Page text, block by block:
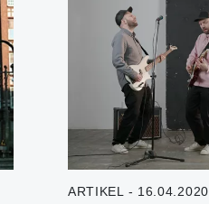
ARTIKEL - 16.04.2020